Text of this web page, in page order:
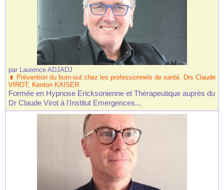
par Laurence ADJADJ
Prévention du burn-out chez les professionnels de santé. Drs Claude
VIROT, Kenton KAISER
Formée en Hypnose Ericksonienne et Thérapeutique auprès du
Dr Claude Virot à l'Institut Emergences...